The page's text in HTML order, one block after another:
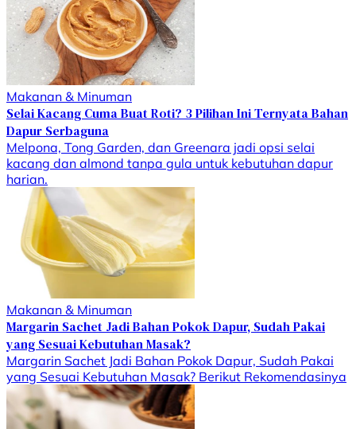
Makanan & Minuman
Selai Kacang Cuma Buat Roti? 3 Pilihan Ini Ternyata Bahan
Dapur Serbaguna
Melpona, Tong Garden, dan Greenara jadi opsi selai
kacang dan almond tanpa gula untuk kebutuhan dapur
harian.
Makanan & Minuman
Margarin Sachet Jadi Bahan Pokok Dapur, Sudah Pakai
yang Sesuai Kebutuhan Masak?
Margarin Sachet Jadi Bahan Pokok Dapur, Sudah Pakai
yang Sesuai Kebutuhan Masak? Berikut Rekomendasinya